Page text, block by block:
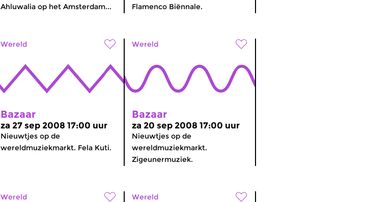
Ahluwalia op het Amsterdam...
Flamenco Biënnale.
Wereld
Bazaar
za 27 sep 2008 17:00 uur
Nieuwtjes op de
wereldmuziekmarkt. Fela Kuti.
Wereld
Bazaar
za 20 sep 2008 17:00 uur
Nieuwtjes op de
wereldmuziekmarkt.
Zigeunermuziek.
Wereld Wereld